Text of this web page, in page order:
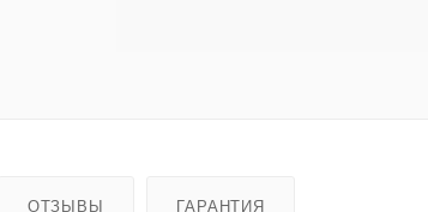
ОТЗЫВЫ ГАРАНТИЯ